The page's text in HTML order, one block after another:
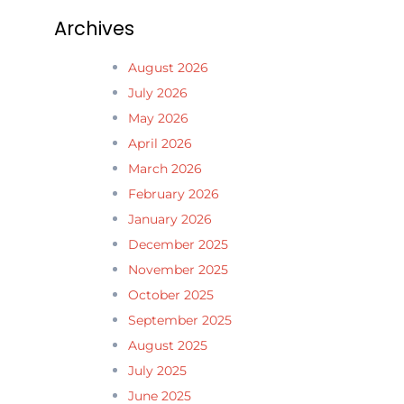
Archives
August 2026
July 2026
May 2026
April 2026
March 2026
February 2026
January 2026
December 2025
November 2025
October 2025
September 2025
August 2025
July 2025
June 2025